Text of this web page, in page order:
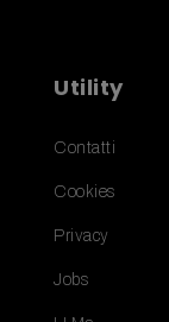
Utility
Contatti
Cookies
Privacy
Jobs